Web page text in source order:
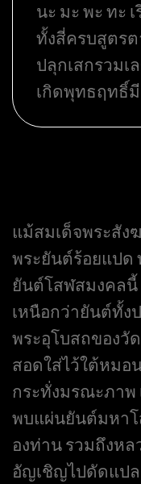
นะ มะ พะ ทะ
ทั้งสี่ครบสูตร
ปลุกเสกรวม
เกิดพุทธฤทธิ์
แม้สมเด็จพระสัง
พระยันต์ร้อยแปด
ยันต์โสฬสมงคล
เหนือกว่ายันต์ทั้ง
พระอุโบสถของวั
สอดใส่ไว้ใต้หมอ
กระทั่งมรณะภาพ
พบแผ่นยันต์มหาโ
องท่าน รวมถึงหล
อัญเชิญไปดัดแปล